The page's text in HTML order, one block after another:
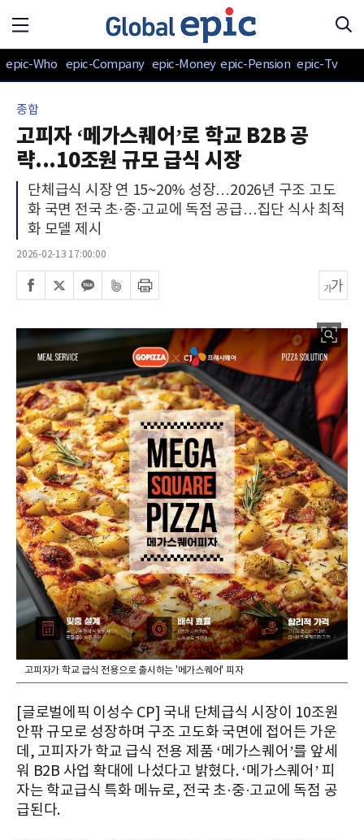
epic-Who epic-Company epic-Money epic-Pension epic-Tv
종합
고피자 ‘메가스퀘어’로 학교 B2B 공
략...10조원 규모 급식 시장
단체급식 시장 연 15~20% 성장…2026년 구조 고도
화 국면 전국 초·중·고교에 독점 공급…집단 식사 최적
화 모델 제시
2026-02-13 17:00:00
고피자가 학교 급식 전용으로 출시하는 '메가스퀘어' 피자
[글로벌에픽 이성수 CP] 국내 단체급식 시장이 10조원
안팎 규모로 성장하며 구조 고도화 국면에 접어든 가운
데, 고피자가 학교 급식 전용 제품 ‘메가스퀘어’를 앞세
워 B2B 사업 확대에 나섰다고 밝혔다. ‘메가스퀘어’ 피
자는 학교급식 특화 메뉴로, 전국 초·중·고교에 독점 공
급된다.